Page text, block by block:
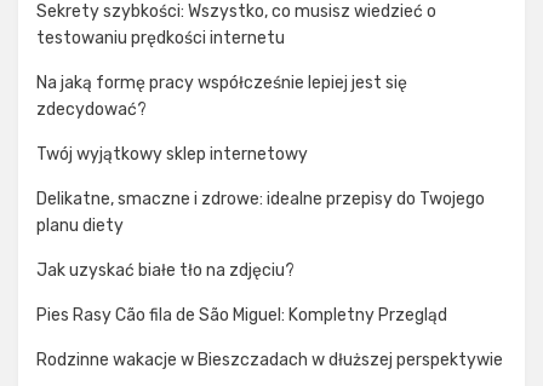
Sekrety szybkości: Wszystko, co musisz wiedzieć o
testowaniu prędkości internetu
Na jaką formę pracy współcześnie lepiej jest się
zdecydować?
Twój wyjątkowy sklep internetowy
Delikatne, smaczne i zdrowe: idealne przepisy do Twojego
planu diety
Jak uzyskać białe tło na zdjęciu?
Pies Rasy Cão fila de São Miguel: Kompletny Przegląd
Rodzinne wakacje w Bieszczadach w dłuższej perspektywie